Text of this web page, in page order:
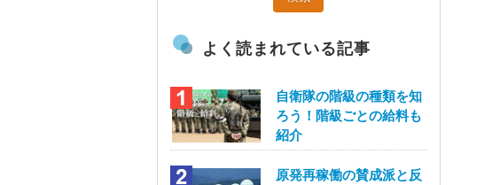
よく読まれている記事
自衛隊の階級の種類を知
ろう！階級ごとの給料も
紹介
原発再稼働の賛成派と反